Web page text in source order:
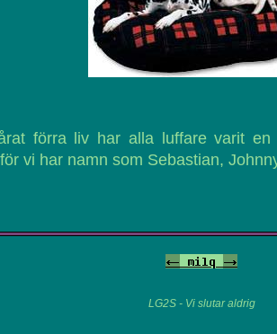
förra liv har alla luffare varit
vi har namn som Sebastian,
<- milq ->
LG2S - Vi slutar aldrig